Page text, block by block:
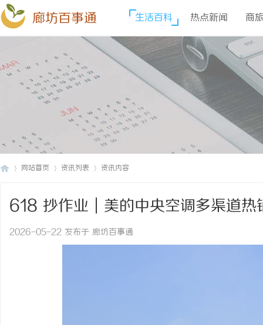
廊坊百事通 生活百科 热点新闻 商
网站首页 资讯列表 资讯内容
618 抄作业｜美的中央空调多渠道
眼冲
2026-05-22 发布于 廊坊百事通